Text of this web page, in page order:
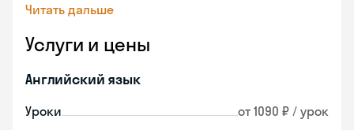
Читать дальше
Услуги и цены
Английский язык
Уроки от 1090 ₽ / урок